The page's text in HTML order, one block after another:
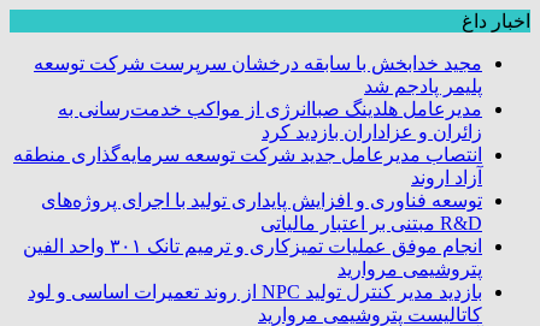
اخبار داغ
مجید خدابخش با سابقه درخشان سرپرست شرکت توسعه
پلیمر پادجم شد
مدیرعامل هلدینگ صباانرژی از مواکب خدمت‌رسانی به
زائران و عزاداران بازدید کرد
انتصاب مدیرعامل جدید شرکت توسعه سرمایه‌گذاری منطقه
آزاد اروند
توسعه فناوری و افزایش پایداری تولید با اجرای پروژه‌های
R&D مبتنی بر اعتبار مالیاتی
انجام موفق عملیات تمیزکاری و ترمیم تانک ۳۰۱ واحد الفین
پتروشیمی مروارید
بازدید مدیر کنترل تولید NPC از روند تعمیرات اساسی و لود
کاتالیست پتروشیمی مروارید